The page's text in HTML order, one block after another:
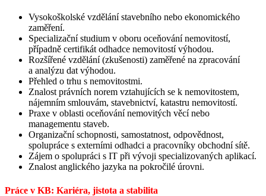
Vysokoškolské vzdělání stavebního nebo ekonomického
zaměření.
Specializační studium v oboru oceňování nemovitostí,
případně certifikát odhadce nemovitostí výhodou.
Rozšířené vzdělání (zkušenosti) zaměřené na zpracování
a analýzu dat výhodou.
Přehled o trhu s nemovitostmi.
Znalost právních norem vztahujících se k nemovitostem,
nájemním smlouvám, stavebnictví, katastru nemovitostí.
Praxe v oblasti oceňování nemovitých věcí nebo
managementu staveb.
Organizační schopnosti, samostatnost, odpovědnost,
spolupráce s externími odhadci a pracovníky obchodní sítě.
Zájem o spolupráci s IT při vývoji specializovaných aplikací.
Znalost anglického jazyka na pokročilé úrovni.
Práce v KB: Kariéra, jistota a stabilita